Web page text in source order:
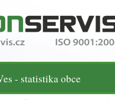
- statistika obce